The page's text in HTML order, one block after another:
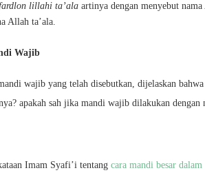
lillahi ta’ala artinya dengan menyebut
Allah ta’ala.
Wajib
wajib yang telah disebutkan, dijelaskan
apakah sah jika mandi wajib dilakukan dengan
Imam Syafi’i tentang cara mandi besar